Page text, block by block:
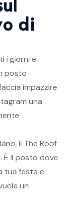
di
i giorni e
posto
impazzire
una
il The Roof
È il posto dove
tua festa e
un